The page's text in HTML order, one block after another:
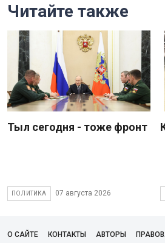
Читайте также
Тыл сегодня - тоже фронт
ПОЛИТИКА 07 августа 2026
О САЙТЕ КОНТАКТЫ АВТОРЫ